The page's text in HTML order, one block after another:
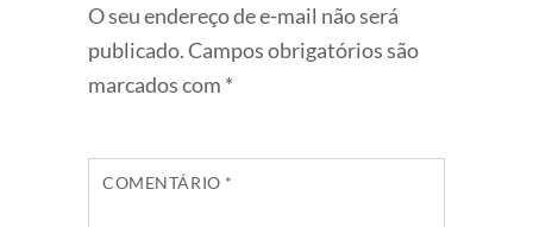
O seu endereço de e-mail não será
publicado.Campos obrigatórios são
marcados com *
COMENTÁRIO *